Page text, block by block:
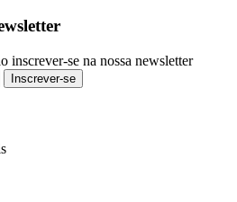
inscrever-se na nossa newsletter
Inscrever-se